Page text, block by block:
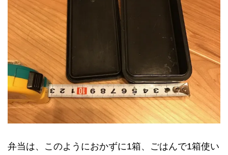
弁当は、このようにおかずに1箱、ごはんで1箱使い